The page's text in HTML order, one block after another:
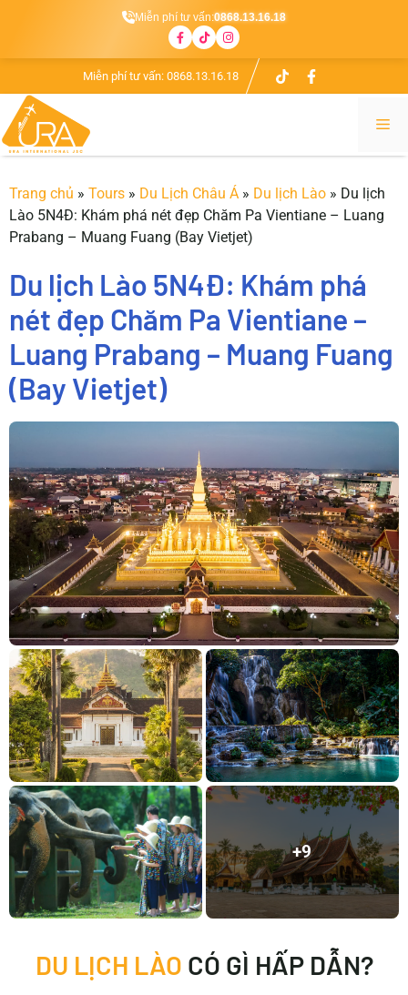
Miễn phí tư vấn:0868.13.16.18
đến
nội
dung
Miễn phí tư vấn: 0868.13.16.18
Trang chủ »Tours » Du Lịch Châu Á » Du lịch Lào » Du lịch
Lào 5N4Đ: Khám phá nét đẹp Chăm Pa Vientiane – Luang
Prabang – Muang Fuang (Bay Vietjet)
Du lịch Lào 5N4Đ: Khám phá
nét đẹp Chăm Pa Vientiane –
Luang Prabang – Muang Fuang
(Bay Vietjet)
+9
DU LỊCH LÀO CÓ GÌ HẤP DẪN?